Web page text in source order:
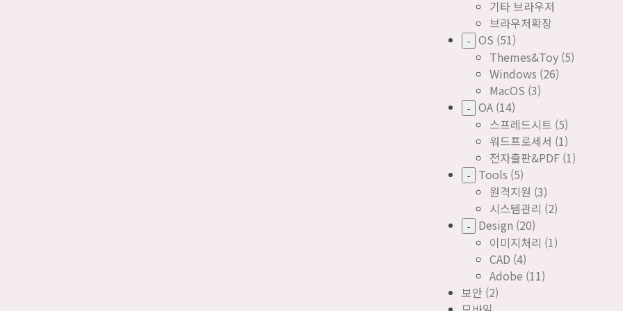
기타 브라우저
브라우저확장
- OS (51)
Themes&Toy (5)
Windows (26)
MacOS (3)
- OA (14)
스프레드시트 (5)
워드프로세서 (1)
전자출판&PDF (1)
- Tools (5)
원격지원 (3)
시스템관리 (2)
- Design (20)
이미지처리 (1)
CAD (4)
Adobe (11)
보안 (2)